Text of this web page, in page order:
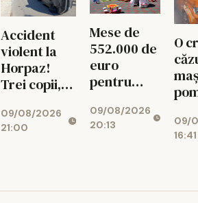
Accident
violent la
Horpaz!
Trei copii,
de urgență
la spital
09/08/2026
21:00
Mese de
552.000 de
euro
pentru
Creșa
Miroslava
09/08/2026
20:13
O
să
09/
16:41